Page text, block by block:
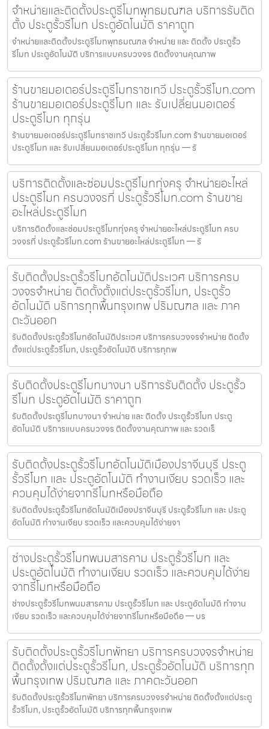
จำหน่ายและติดตั้งประตูรีโมทพุทธมณฑล บริการรับติด
ตั้ง ประตูรั้วรีโมท ประตูอัตโนมัติ ราคาถูก
จำหน่ายและติดตั้งประตูรีโมทพุทธมณฑล จำหน่าย และ ติดตั้ง ประตูรั้ว
รีโมท ประตูอัตโนมัติ บริการแบบครบวงจร ติดตั้งงานคุณภาพ
ร้านขายมอเตอร์ประตูรีโมทราชเทวี ประตูรั้วรีโมท.com
ร้านขายมอเตอร์ประตูรีโมท และ รับเปลี่ยนมอเตอร์
ประตูรีโมท ทุกรุ่น
ร้านขายมอเตอร์ประตูรีโมทราชเทวี ประตูรั้วรีโมท.com ร้านขายมอเตอร์
ประตูรีโมท และ รับเปลี่ยนมอเตอร์ประตูรีโมท ทุกรุ่น — รั
บริการติดตั้งและซ่อมประตูรีโมททุ่งครุ จำหน่ายอะไหล่
ประตูรีโมท ครบวงจรที่ ประตูรั้วรีโมท.com ร้านขาย
อะไหล่ประตูรีโมท
บริการติดตั้งและซ่อมประตูรีโมททุ่งครุ จำหน่ายอะไหล่ประตูรีโมท ครบ
วงจรที่ ประตูรั้วรีโมท.com ร้านขายอะไหล่ประตูรีโมท — รั
รับติดตั้งประตูรั้วรีโมทอัตโนมัติประเวศ บริการครบ
วงจรจำหน่าย ติดตั้งตั้งแต่ประตูรั้วรีโมท, ประตูรั้ว
อัตโนมัติ บริการทุกพื้นกรุงเทพ ปริมณฑล และ ภาค
ตะวันออก
รับติดตั้งประตูรั้วรีโมทอัตโนมัติประเวศ บริการครบวงจรจำหน่าย ติดตั้ง
ตั้งแต่ประตูรั้วรีโมท, ประตูรั้วอัตโนมัติ บริการทุกพ
รับติดตั้งประตูรีโมทบางนา บริการรับติดตั้ง ประตูรั้ว
รีโมท ประตูอัตโนมัติ ราคาถูก
รับติดตั้งประตูรีโมทบางนา จำหน่าย และ ติดตั้ง ประตูรั้วรีโมท ประตู
อัตโนมัติ บริการแบบครบวงจร ติดตั้งงานคุณภาพ และ รวดเร็
รับติดตั้งประตูรั้วรีโมทอัตโนมัติเมืองปราจีนบุรี ประตู
รั้วรีโมท และ ประตูอัตโนมัติ ทำงานเงียบ รวดเร็ว และ
ควบคุมได้ง่ายจากรีโมทหรือมือถือ
รับติดตั้งประตูรั้วรีโมทอัตโนมัติเมืองปราจีนบุรี ประตูรั้วรีโมท และ ประตู
อัตโนมัติ ทำงานเงียบ รวดเร็ว และควบคุมได้ง่ายจา
ช่างประตูรั้วรีโมทพนมสารคาม ประตูรั้วรีโมท และ
ประตูอัตโนมัติ ทำงานเงียบ รวดเร็ว และควบคุมได้ง่าย
จากรีโมทหรือมือถือ
ช่างประตูรั้วรีโมทพนมสารคาม ประตูรั้วรีโมท และ ประตูอัตโนมัติ ทำงาน
เงียบ รวดเร็ว และควบคุมได้ง่ายจากรีโมทหรือมือถือ — บร
รับติดตั้งประตูรั้วรีโมทพัทยา บริการครบวงจรจำหน่าย
ติดตั้งตั้งแต่ประตูรั้วรีโมท, ประตูรั้วอัตโนมัติ บริการทุก
พื้นกรุงเทพ ปริมณฑล และ ภาคตะวันออก
รับติดตั้งประตูรั้วรีโมทพัทยา บริการครบวงจรจำหน่าย ติดตั้งตั้งแต่ประตู
รั้วรีโมท, ประตูรั้วอัตโนมัติ บริการทุกพื้นกรุงเทพ